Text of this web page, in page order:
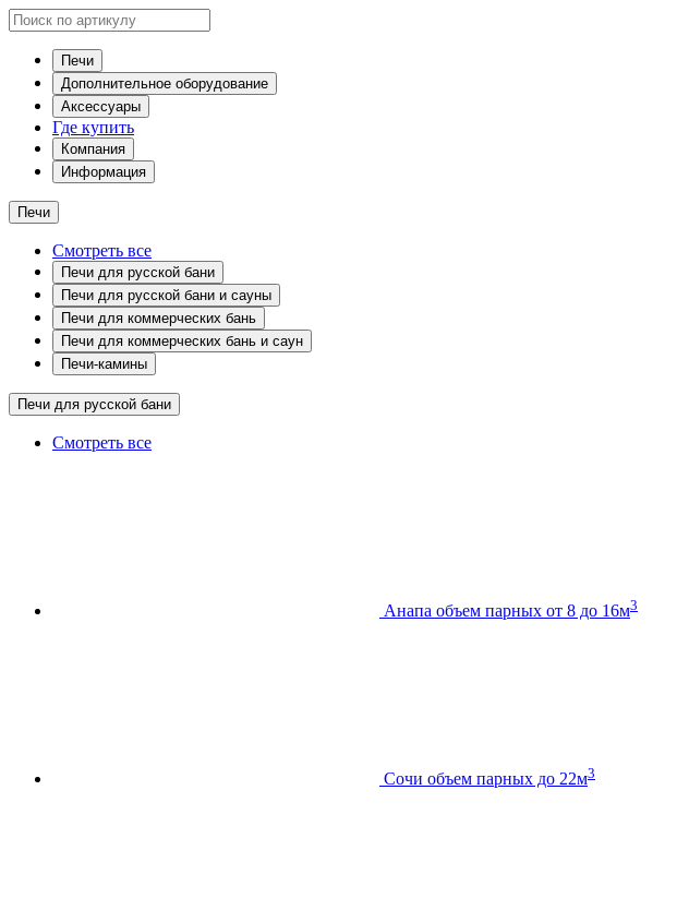
Печи
Дополнительное оборудование
Аксессуары
Где купить
Компания
Информация
Печи
Смотреть все
Печи для русской бани
Печи для русской бани и сауны
Печи для коммерческих бань
Печи для коммерческих бань и саун
Печи-камины
Печи для русской бани
Смотреть все
Анапа объем парных от 8 до 16м3
Сочи объем парных до 22м3